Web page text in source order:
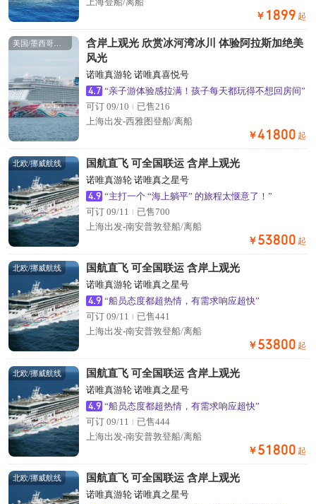
￥ 1899 起
含岸上观光 欣赏冰河湾冰川 体验阿拉斯加绝美
风光
诺唯真游轮 诺唯真喜悦号
4.7 “亲子游体验感拉满！孩子每天都玩得不想回房间”
可订 09/10
已售216
上海出发-西雅图登船/离船
￥41800 起
北欧/挪威航线 国航直飞 可全国联运 含岸上观光
诺唯真游轮 诺唯真之星号
4.9 “主打一个 “海上躺平” 的旅程太惬意了！”
可订 09/11
已售700
上海出发-南安普敦登船/离船
￥ 53800 起
北欧/挪威航线 国航直飞 可全国联运 含岸上观光
诺唯真游轮 诺唯真之星号
4.9 “船员态度都超热情，有需求响应超快”
可订 09/11
已售441
上海出发-南安普敦登船/离船
￥ 53800 起
北欧/挪威航线 国航直飞 可全国联运 含岸上观光
诺唯真游轮 诺唯真之星号
4.9 “船员态度都超热情，有需求响应超快”
可订 09/11
已售444
上海出发-南安普敦登船/离船
￥ 51800 起
北欧/挪威航线 国航直飞 可全国联运 含岸上观光
诺唯真游轮 诺唯真之星号